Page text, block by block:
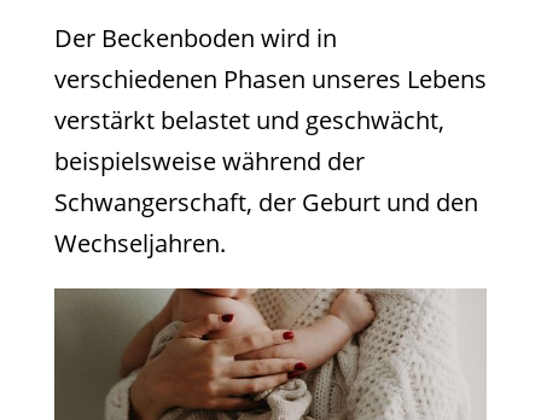
Der Beckenboden wird in
verschiedenen Phasen unseres Lebens
verstärkt belastet und geschwächt,
beispielsweise während der
Schwangerschaft, der Geburt und den
Wechseljahren.